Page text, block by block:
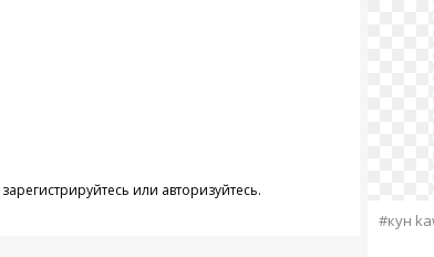
зарегистрируйтесь или авторизуйтесь.
#кун